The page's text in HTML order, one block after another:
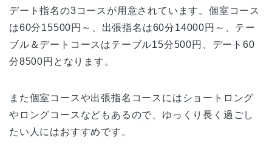
デート指名の3コースが用意されています。個室コース
は60分15500円～、出張指名は60分14000円～、テー
ブル＆デートコースはテーブル15分500円、デート60
分8500円となります。
また個室コースや出張指名コースにはショートロング
やロングコースなどもあるので、ゆっくり長く過ごし
たい人にはおすすめです。